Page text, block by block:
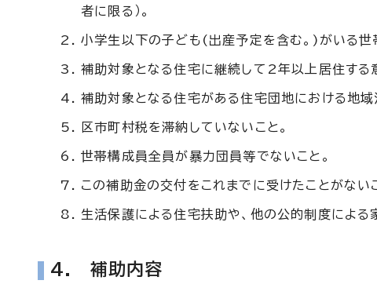
者に限る）。
小学生以下の子ども(出産予定を含む。)がいる世
補助対象となる住宅に継続して2年以上居住する
補助対象となる住宅がある住宅団地における地域
区市町村税を滞納していないこと。
世帯構成員全員が暴力団員等でないこと。
この補助金の交付をこれまでに受けたことがない
生活保護による住宅扶助や、他の公的制度による
4. 補助内容